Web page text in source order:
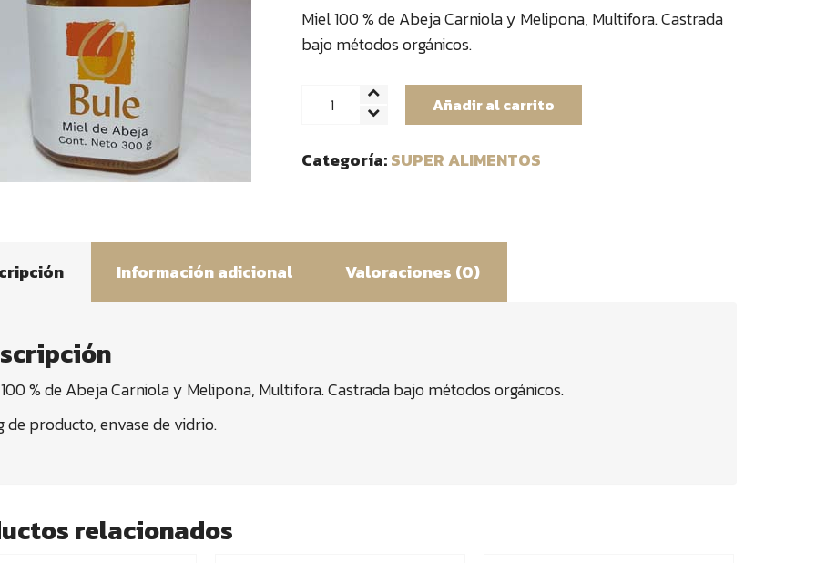
Miel 100 % de Abeja Carniola y Melipona, Multifora. Castrada
bajo métodos orgánicos.
Miel
cantidad
Añadir al carrito
Categoría:SUPER ALIMENTOS
Información adicional Valoraciones (0)
% de Abeja Carniola y Melipona, Multifora. Castrada bajo métodos orgánicos.
de producto, envase de vidrio.
relacionados